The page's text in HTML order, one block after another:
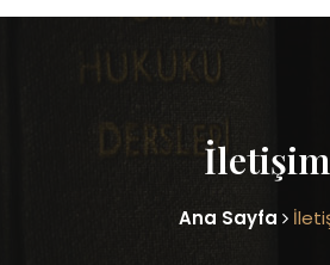
İletişim
Ana Sayfa